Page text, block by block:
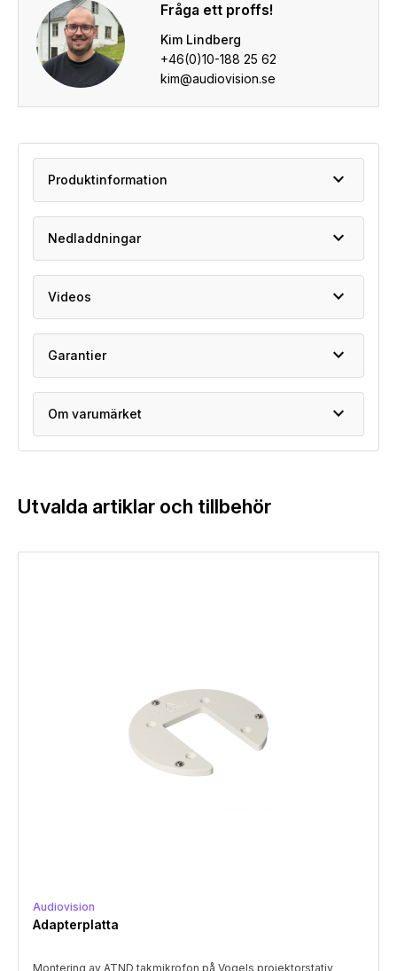
Fråga ett proffs!
Kim Lindberg
+46(0)10-188 25 62
kim@audiovision.se
Produktinformation expand_more
Nedladdningar expand_more
Videos expand_more
Garantier expand_more
Om varumärket expand_more
Utvalda artiklar och tillbehör
Audiovision
Adapterplatta
Montering av ATND takmikrofon på Vogels projektorstativ